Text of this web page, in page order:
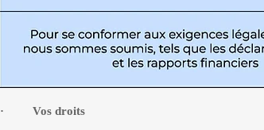
· Vos droits